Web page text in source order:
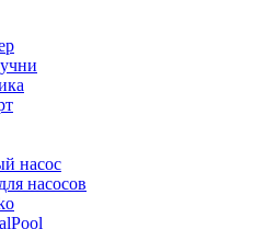
насос
насосов